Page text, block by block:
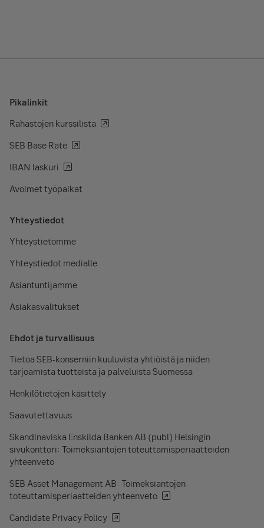
Pikalinkit
Rahastojen kurssilista
SEB Base Rate
IBAN laskuri
Avoimet työpaikat
Yhteystiedot
Yhteystietomme
Yhteystiedot medialle
Asiantuntijamme
Asiakasvalitukset
Ehdot ja turvallisuus
Tietoa SEB-konserniin kuuluvista yhtiöistä ja niiden
tarjoamista tuotteista ja palveluista Suomessa
Henkilötietojen käsittely
Saavutettavuus
Skandinaviska Enskilda Banken AB (publ) Helsingin
sivukonttori: Toimeksiantojen toteuttamisperiaatteiden
yhteenveto
SEB Asset Management AB: Toimeksiantojen
toteuttamisperiaatteiden yhteenveto
Candidate Privacy Policy